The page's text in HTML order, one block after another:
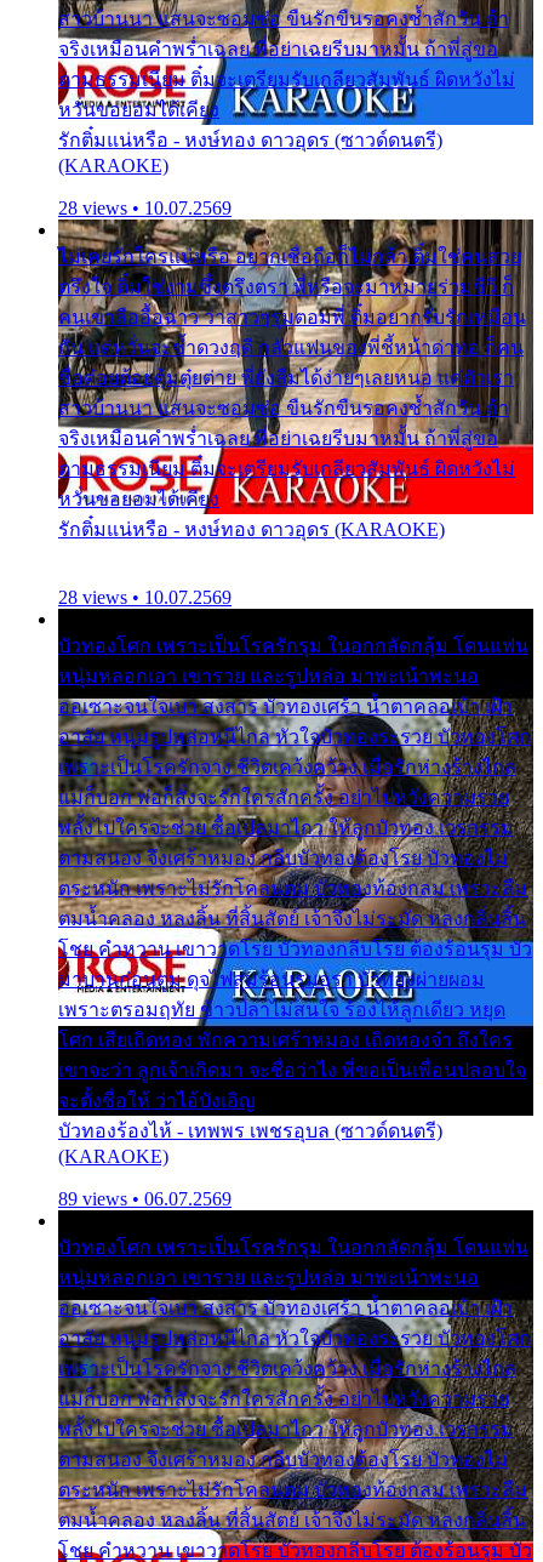
สาวบ้านนา แสนจะซอมซ่อ ขืนรักขืนรอคงช้ำสักวัน ถ้า
จริงเหมือนคำพร่ำเฉลย พี่อย่าเฉยรีบมาหมั้น ถ้าพี่สู่ขอ
ตามธรรมเนียม ติ๋มจะเตรียมรับเกลียวสัมพันธ์ ผิดหวังไม่
หวั่นขอยอมได้เคียง
รักติ๋มแน่หรือ - หงษ์ทอง ดาวอุดร (ซาวด์ดนตรี)
(KARAOKE)
28 views • 10.07.2569
ไม่เคยรักใครแน่หรือ อยากเชื่อถือก็ไม่กล้า ติ๋มใช่คนสวย
ตรึงใจ ติ๋มใช่งามซึ้งตรึงตรา พี่หรือจะมาหมายร่วมชีวี ก็
คนเขาลืออื้อฉาว ว่าสาวๆรุมตอมพี่ ติ๋มอยากรับรักเหมือน
กัน แต่หวั่นจะช้ำดวงฤดี กลัวแฟนของพี่ชี้หน้าด่าทอ ก็คน
ชื่อต๋อยต้อยตุ้มตุ๋ยต่าย พี่ยังลืมได้ง่ายๆเลยหนอ แค่ตัวเรา
สาวบ้านนา แสนจะซอมซ่อ ขืนรักขืนรอคงช้ำสักวัน ถ้า
จริงเหมือนคำพร่ำเฉลย พี่อย่าเฉยรีบมาหมั้น ถ้าพี่สู่ขอ
ตามธรรมเนียม ติ๋มจะเตรียมรับเกลียวสัมพันธ์ ผิดหวังไม่
หวั่นขอยอมได้เคียง
รักติ๋มแน่หรือ - หงษ์ทอง ดาวอุดร (KARAOKE)
28 views • 10.07.2569
บัวทองโศก เพราะเป็นโรครักรุม ในอกกลัดกลุ้ม โดนแฟน
หนุ่มหลอกเอา เขารวย และรูปหล่อ มาพะเน้าพะนอ
ออเซาะจนใจเบา สงสาร บัวทองเศร้า น้ำตาคลอเบ้า เฝ้า
อาลัย หนุ่มรูปหล่อหนีไกล หัวใจบัวทองระรวย บัวทองโศก
เพราะเป็นโรครักจาง ชีวิตเคว้งคว้าง เมื่อรักห่างร้างไกล
แม่ก็บอก พ่อก็สั่งจะรักใครสักครั้ง อย่าไปหวังความรวย
พลั้งไปใครจะช่วย ซื้อเปลมาไกว ให้ลูกบัวทอง เวรกรรม
ตามสนอง จึงเศร้าหมอง กลีบบัวทองต้องโรย บัวทองไม่
ตระหนัก เพราะไม่รักโคลนตม บัวทองท้องกลม เพราะลืม
ตมน้ำคลอง หลงลิ้น ที่สิ้นสัตย์ เจ้าจึงไม่ระมัด หลงกลิ่นลิ้น
โชย คำหวาน เขาวาดโรย บัวทองกลีบโรย ต้องร้อนรุม บัว
มาบานก่อนตูม ดุจไฟสุมร้อนรุมอุรา บัวทองผ่ายผอม
เพราะตรอมฤทัย ข้าวปลาไม่สนใจ ร้องไห้ลูกเดียว หยุด
โศก เสียเถิดทอง พักความเศร้าหมอง เถิดทองจ๋า ถึงใคร
เขาจะว่า ลูกเจ้าเกิดมา จะชื่อว่าไง พี่ขอเป็นเพื่อนปลอบใจ
จะตั้งชื่อให้ ว่าไอ้บังเอิญ
บัวทองร้องไห้ - เทพพร เพชรอุบล (ซาวด์ดนตรี)
(KARAOKE)
89 views • 06.07.2569
บัวทองโศก เพราะเป็นโรครักรุม ในอกกลัดกลุ้ม โดนแฟน
หนุ่มหลอกเอา เขารวย และรูปหล่อ มาพะเน้าพะนอ
ออเซาะจนใจเบา สงสาร บัวทองเศร้า น้ำตาคลอเบ้า เฝ้า
อาลัย หนุ่มรูปหล่อหนีไกล หัวใจบัวทองระรวย บัวทองโศก
เพราะเป็นโรครักจาง ชีวิตเคว้งคว้าง เมื่อรักห่างร้างไกล
แม่ก็บอก พ่อก็สั่งจะรักใครสักครั้ง อย่าไปหวังความรวย
พลั้งไปใครจะช่วย ซื้อเปลมาไกว ให้ลูกบัวทอง เวรกรรม
ตามสนอง จึงเศร้าหมอง กลีบบัวทองต้องโรย บัวทองไม่
ตระหนัก เพราะไม่รักโคลนตม บัวทองท้องกลม เพราะลืม
ตมน้ำคลอง หลงลิ้น ที่สิ้นสัตย์ เจ้าจึงไม่ระมัด หลงกลิ่นลิ้น
โชย คำหวาน เขาวาดโรย บัวทองกลีบโรย ต้องร้อนรุม บัว